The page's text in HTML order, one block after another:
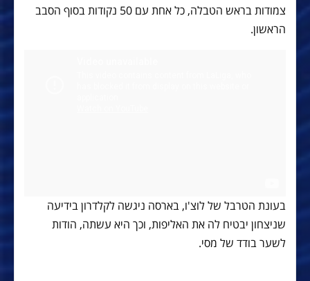
צמודות בראש הטבלה, כל אחת עם 50 נקודות בסוף הסבב
הראשון.
בעונת הטרבל של לוצ'ו, בארסה ניגשה לקלדרון בידיעה
שניצחון יבטיח לה את האליפות, וכך היא עשתה, הודות
לשער בודד של מסי.